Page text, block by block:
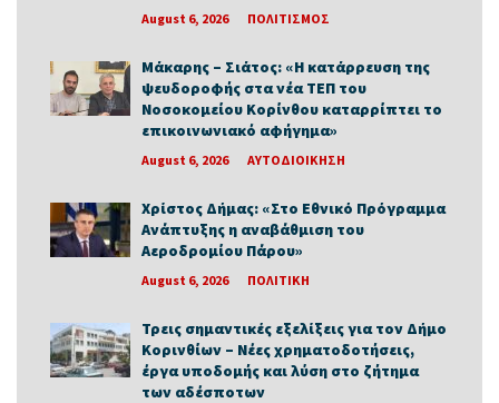
August 6, 2026 ΠΟΛΙΤΙΣΜΟΣ
Μάκαρης – Σιάτος: «Η κατάρρευση της
ψευδοροφής στα νέα ΤΕΠ του
Νοσοκομείου Κορίνθου καταρρίπτει το
επικοινωνιακό αφήγημα»
August 6, 2026 ΑΥΤΟΔΙΟΙΚΗΣΗ
Χρίστος Δήμας: «Στο Εθνικό Πρόγραμμα
Ανάπτυξης η αναβάθμιση του
Αεροδρομίου Πάρου»
August 6, 2026 ΠΟΛΙΤΙΚΗ
Τρεις σημαντικές εξελίξεις για τον Δήμο
Κορινθίων – Νέες χρηματοδοτήσεις,
έργα υποδομής και λύση στο ζήτημα
των αδέσποτων